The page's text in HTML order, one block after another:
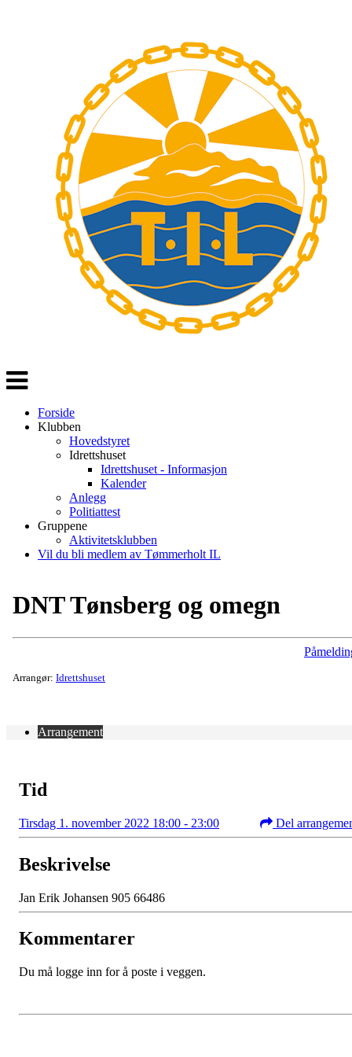
Veksle
navigasjon
Forside
Klubben
Hovedstyret
Idrettshuset
Idrettshuset - Informasjon
Kalender
Anlegg
Politiattest
Gruppene
Aktivitetsklubben
Vil du bli medlem av Tømmerholt IL
DNT Tønsberg og omegn
Arrangør: Idrettshuset
Arrangement
Tid
Tirsdag 1. november 2022 18:00 - 23:00 Del
Beskrivelse
Jan Erik Johansen 905 66486
Kommentarer
Du må logge inn for å poste i veggen.